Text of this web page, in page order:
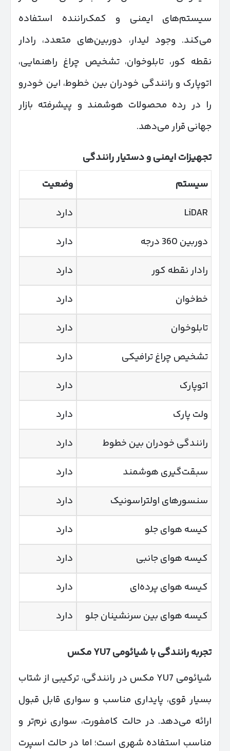
سیستم‌های ایمنی و کمک‌راننده استفاده
می‌کند. وجود لیدار، دوربین‌های متعدد، رادار
نقطه کور، تابلوخوان، تشخیص چراغ راهنمایی،
اتوپارک و رانندگی خودران بین خطوط، این خودرو
را در رده محصولات هوشمند و پیشرفته بازار
جهانی قرار می‌دهد.
تجهیزات ایمنی و دستیار رانندگی
سیستم
وضعیت
LiDAR
دارد
دوربین 360 درجه
دارد
رادار نقطه کور
دارد
خط‌خوان
دارد
تابلوخوان
دارد
تشخیص چراغ ترافیکی
دارد
اتوپارک
دارد
ولت پارک
دارد
رانندگی خودران بین خطوط
دارد
سبقت‌گیری هوشمند
دارد
سنسورهای اولتراسونیک
دارد
کیسه هوای جلو
دارد
کیسه هوای جانبی
دارد
کیسه هوای پرده‌ای
دارد
کیسه هوای بین سرنشینان جلو
دارد
تجربه رانندگی با شیائومی YU7 مکس
شیائومی YU7 مکس در رانندگی، ترکیبی از شتاب
بسیار قوی، پایداری مناسب و سواری قابل قبول
ارائه می‌دهد. در حالت کامفورت، سواری نرم‌تر و
مناسب استفاده شهری است؛ اما در حالت اسپرت